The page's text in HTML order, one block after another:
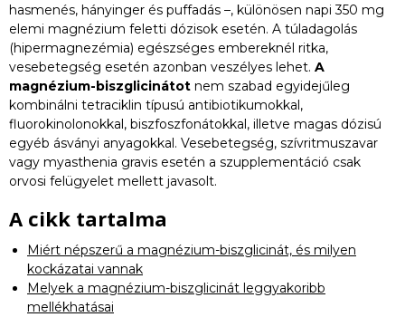
hasmenés, hányinger és puffadás –, különösen napi 350 mg
elemi magnézium feletti dózisok esetén. A túladagolás
(hipermagnezémia) egészséges embereknél ritka,
vesebetegség esetén azonban veszélyes lehet. A
magnézium-biszglicinátot nem szabad egyidejűleg
kombinálni tetraciklin típusú antibiotikumokkal,
fluorokinolonokkal, biszfoszfonátokkal, illetve magas dózisú
egyéb ásványi anyagokkal. Vesebetegség, szívritmuszavar
vagy myasthenia gravis esetén a szupplementáció csak
orvosi felügyelet mellett javasolt.
A cikk tartalma
Miért népszerű a magnézium-biszglicinát, és milyen
kockázatai vannak
Melyek a magnézium-biszglicinát leggyakoribb
mellékhatásai